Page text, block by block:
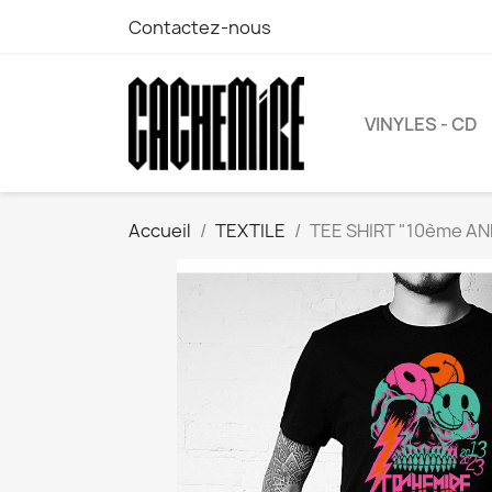
Contactez-nous
VINYLES - CD
Accueil TEXTILE TEE SHIRT "10ème